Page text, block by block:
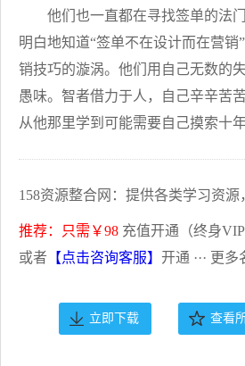
他们也一直都在寻找签单的法门
明白地知道“签单不在设计而在营
销技巧的漩涡。他们用自己无数的
愚味。智者借力于人，自己辛辛苦
从他那里学到可能需要自己摸索十
158资源整合网：提供各类学习资
推荐：只需￥98 充值开通（终身
或者 【点击咨询客服】 开通 ··· 更多
立即下载 查看